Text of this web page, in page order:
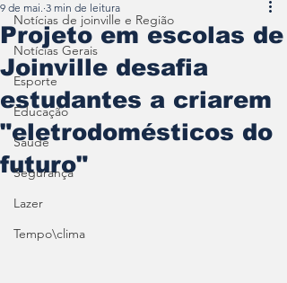
Notícias de joinville e Região
Notícias Gerais
Esporte
Educação
Saúde
Segurança
Lazer
Tempo\clima
Projeto em escolas de
Joinville desafia
estudantes a criarem
"eletrodomésticos do
futuro"
9 de mai. 3 min de leitura